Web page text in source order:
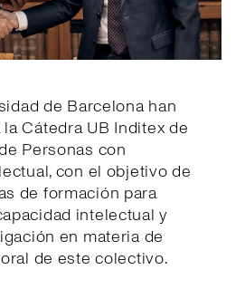
de Barcelona han
Cátedra UB Inditex de
Personas con
con el objetivo de
de formación para
intelectual y
en materia de
de este colectivo.